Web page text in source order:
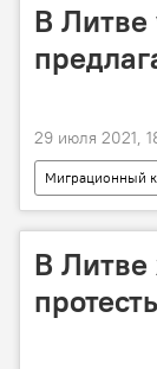
В Литве
29 июля 2021,
Миграционный
экономические
В